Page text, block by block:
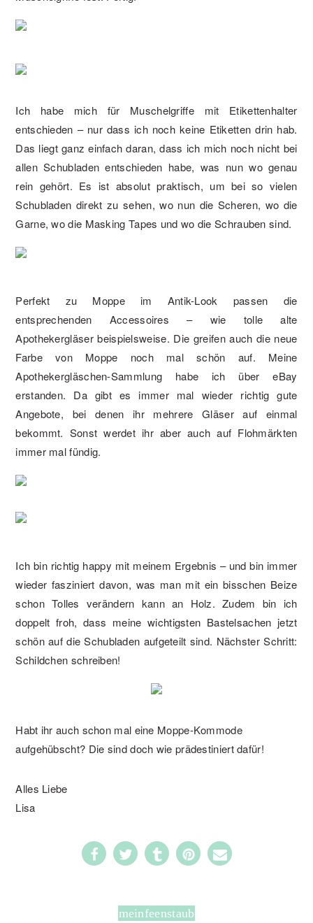
Ich habe mich für Muschelgriffe mit Etikettenhalter
entschieden – nur dass ich noch keine Etiketten drin hab.
Das liegt ganz einfach daran, dass ich mich noch nicht bei
allen Schubladen entschieden habe, was nun wo genau
rein gehört. Es ist absolut praktisch, um bei so vielen
Schubladen direkt zu sehen, wo nun die Scheren, wo die
Garne, wo die Masking Tapes und wo die Schrauben sind.
Perfekt zu Moppe im Antik-Look passen die
entsprechenden Accessoires – wie tolle alte
Apothekergläser beispielsweise. Die greifen auch die neue
Farbe von Moppe noch mal schön auf. Meine
Apothekergläschen-Sammlung habe ich über eBay
erstanden. Da gibt es immer mal wieder richtig gute
Angebote, bei denen ihr mehrere Gläser auf einmal
bekommt. Sonst werdet ihr aber auch auf Flohmärkten
immer mal fündig.
Ich bin richtig happy mit meinem Ergebnis – und bin immer
wieder fasziniert davon, was man mit ein bisschen Beize
schon Tolles verändern kann an Holz. Zudem bin ich
doppelt froh, dass meine wichtigsten Bastelsachen jetzt
schön auf die Schubladen aufgeteilt sind. Nächster Schritt:
Schildchen schreiben!
Habt ihr auch schon mal eine Moppe-Kommode
aufgehübscht? Die sind doch wie prädestiniert dafür!
Alles Liebe
Lisa
325
meinfeenstaub